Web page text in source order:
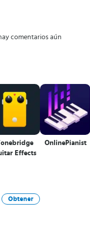
comentarios aún
Effects
OnlinePianist
Obtener